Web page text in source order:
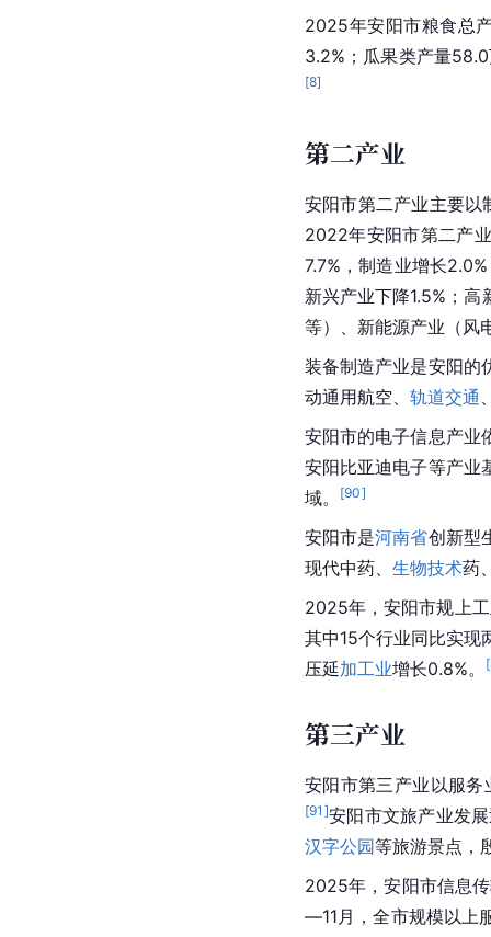
2025年安阳市粮食总
3.2%；瓜果类产量
[8]
第二产业
安阳市第二产业主要以
2022年安阳市第二产
7.7%，制造业增长
新兴产业下降1.5%；
等）、 新能源产业 （风
装备制造产业是安阳的
动通用航空 轨道交通
安阳市的电子信息产业
安阳比亚迪电子等产业
域。
[90]
安阳市是河南省创新型
现代中药、 生物技术药
2025年，安阳市规上
其中15个行业同比实现
压延加工业增长0.8%。 [
第三产业
安阳市第三产业以服
[91 ]安阳市文旅产业发
汉字公园等旅游景点，
2025年，安阳市信息
—11月，全市规模以上